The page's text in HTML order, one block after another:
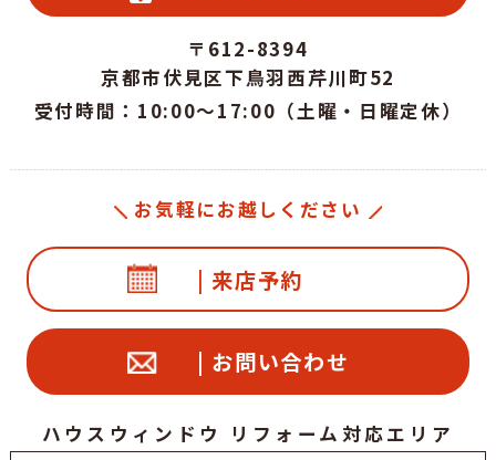
〒612-8394
京都市伏見区下鳥羽西芹川町52
受付時間：10:00～17:00（土曜・日曜定休）
お気軽にお越しください
| 来店予約
| お問い合わせ
ハウスウィンドウ リフォーム対応エリア